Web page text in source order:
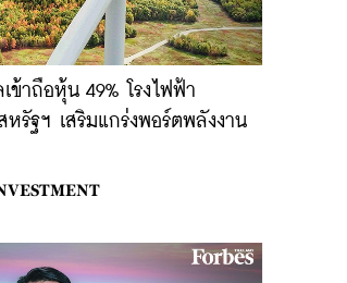
ข้าถือหุ้น 49% โรงไฟฟ้า
หรัฐฯ เสริมแกร่งพอร์ตพลังงาน